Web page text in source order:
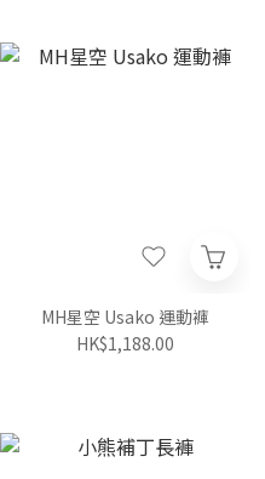
MH星空 Usako 運動褲
HK$1,188.00